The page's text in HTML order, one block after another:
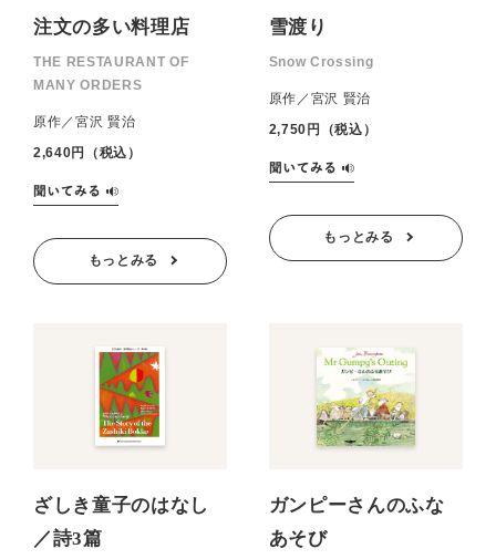
注文の多い料理店
THE RESTAURANT OF
MANY ORDERS
原作／宮沢 賢治
2,640円（税込）
もっとみる
雪渡り
Snow Crossing
原作／宮沢 賢治
2,750円（税込）
もっとみる
ざしき童子のはなし
／詩3篇
ガンピーさんのふな
あそび